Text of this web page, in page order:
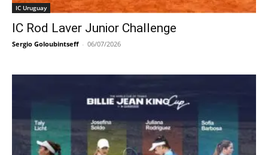
IC Uruguay
IC Rod Laver Junior Challenge
Sergio Goloubintseff - 06/07/2026